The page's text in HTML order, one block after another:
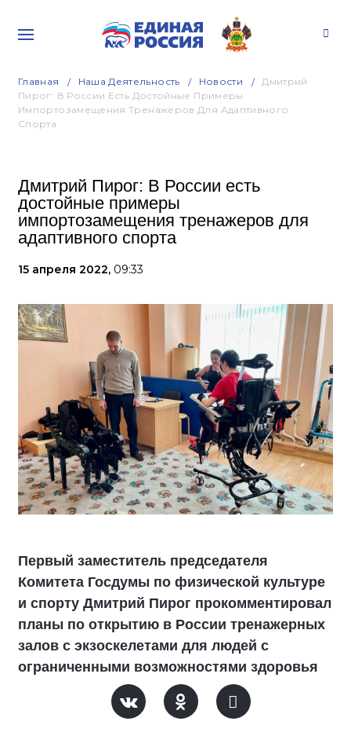
Главная Наша Деятельность Новости
Дмитрий
Пирог: В России Есть Достойные Примеры
Импортозамещения Тренажеров Для Адаптивного
Спорта
Дмитрий Пирог: В России есть
достойные примеры
импортозамещения тренажеров для
адаптивного спорта
15 апреля 2022, 09:33
Первый заместитель председателя
Комитета Госдумы по физической культуре
и спорту Дмитрий Пирог прокомментировал
планы по открытию в России тренажерных
залов с экзоскелетами для людей с
ограниченными возможностями здоровья